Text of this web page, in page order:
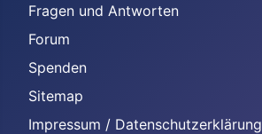
Fragen und Antworten
Forum
Spenden
Sitemap
Impressum / Datenschutzerklärung